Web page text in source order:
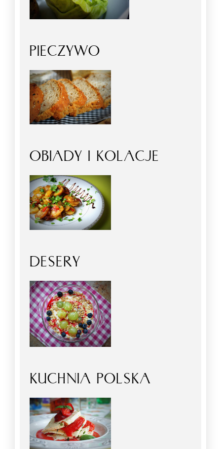
PIECZYWO
OBIADY I KOLACJE
DESERY
KUCHNIA POLSKA